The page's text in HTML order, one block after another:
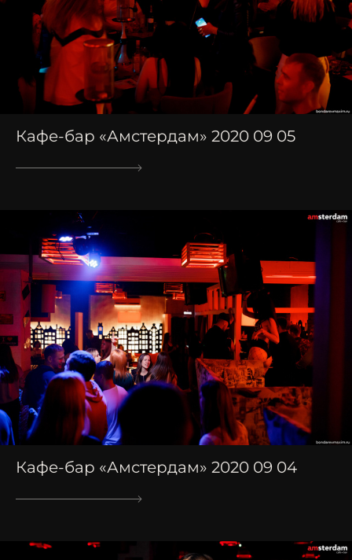
Кафе-бар «Амстердам» 2020 09 05
Кафе-бар «Амстердам» 2020 09 04